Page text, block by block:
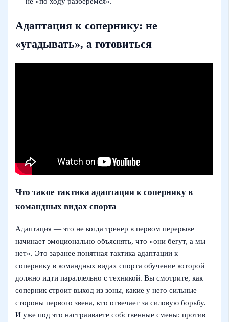
Адаптация к сопернику: не
«угадывать», а готовиться
Что такое тактика адаптации к сопернику в
командных видах спорта
Адаптация — это не когда тренер в первом перерыве
начинает эмоционально объяснять, что «они бегут, а мы
нет». Это заранее понятная тактика адаптации к
сопернику в командных видах спорта обучение которой
должно идти параллельно с техникой. Вы смотрите, как
соперник строит выход из зоны, какие у него сильные
стороны первого звена, кто отвечает за силовую борьбу.
И уже под это настраиваете собственные смены: против